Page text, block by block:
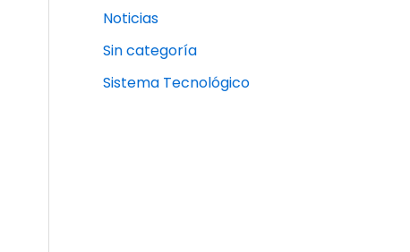
Noticias
Sin categoría
Sistema Tecnológico